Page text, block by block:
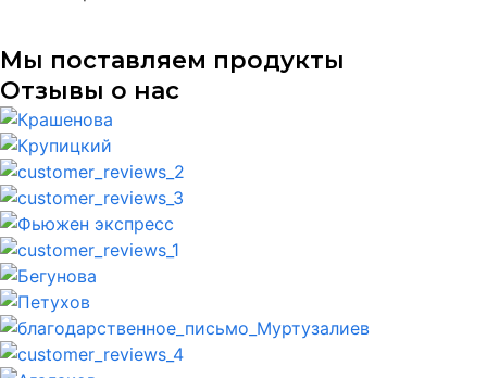
Мы поставляем продукты
Отзывы о нас